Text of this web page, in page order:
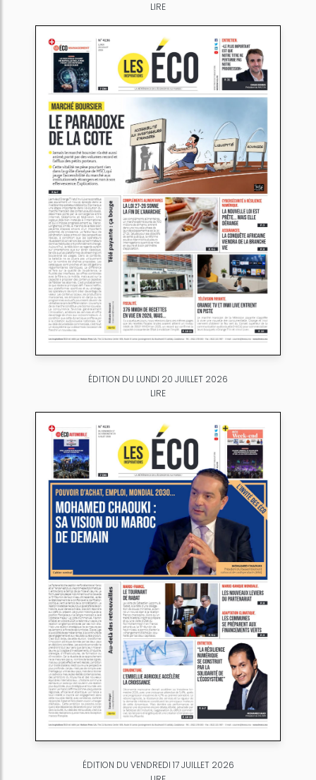
LIRE
ÉDITION DU LUNDI 20 JUILLET 2026
LIRE
ÉDITION DU VENDREDI 17 JUILLET 2026